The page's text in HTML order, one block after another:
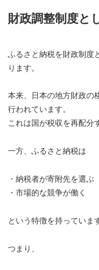
財政調整制度と
ふるさと納税を財政制度
ります。
本来、日本の地方財政の
行われています。
これは国が税収を再配分
一方、ふるさと納税は
・納税者が寄附先を選ぶ
・市場的な競争が働く
という特徴を持っていま
つまり、